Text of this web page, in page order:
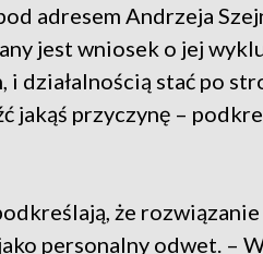
adresem Andrzeja
jest wniosek o jej
i działalnością stać po
jakąś przyczynę –
że
personalny odwet. –